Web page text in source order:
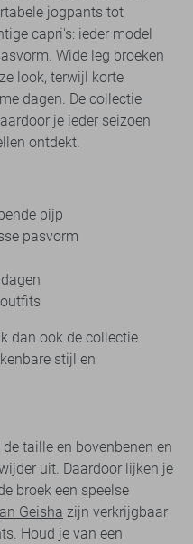
jogpants tot
capri's: ieder model
Wide leg broeken
look, terwijl korte
dagen. De collectie
je ieder seizoen
ontdekt.
pijp
pasvorm
dan ook de collectie
stijl en
taille en bovenbenen en
uit. Daardoor lijken je
broek een speelse
Geisha zijn verkrijgbaar
Houd je van een